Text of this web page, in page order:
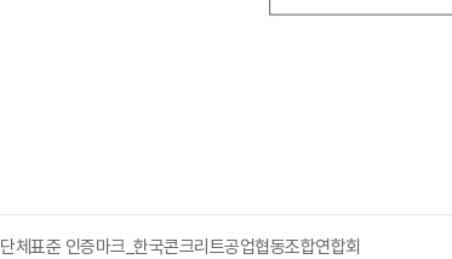
단체표준 인증마크_한국콘크리트공업협동조합연합회